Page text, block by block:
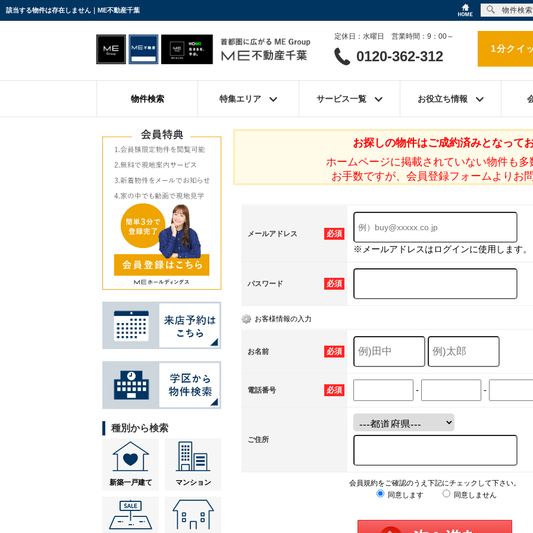
該当する物件は存在しません｜ME不動産千葉
定休日：水曜日 営業時間：9：00～
0120-362-312 1分クイ
物件検索 特集エリア サービス一覧 お役立ち情報
お探しの物件はご成約済みとなってお
ホームページに掲載されていない物件も多
お手数ですが、会員登録フォームよりお
必須
メールアドレス
※メールアドレスはログインに使用します。
必須
パスワード
お客様情報の入力
必須
お名前
必須
電話番号 - -
ご住所
会員規約をご確認のうえ下記にチェックして下さい。
同意します
同意しません
種別から検索
新築一戸建て マンション
物件検索